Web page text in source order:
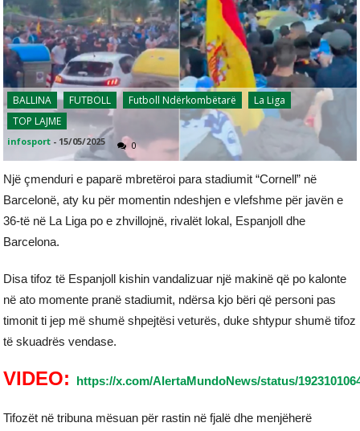
BALLINA FUTBOLL Futboll Ndërkombëtarë
La Liga
TOP LAJME
infosport - 15/05/2025 0
Një çmenduri e paparë mbretëroi para stadiumit “Cornell” në
Barcelonë, aty ku për momentin ndeshjen e vlefshme për javën e
36-të në La Liga po e zhvillojnë, rivalët lokal, Espanjoll dhe
Barcelona.
Disa tifoz të Espanjoll kishin vandalizuar një makinë që po kalonte
në ato momente pranë stadiumit, ndërsa kjo bëri që personi pas
timonit ti jep më shumë shpejtësi veturës, duke shtypur shumë tifoz
të skuadrës vendase.
VIDEO: https://x.com/AlertaMundoNews/status/
Tifozët në tribuna mësuan për rastin në fjalë dhe menjëherë